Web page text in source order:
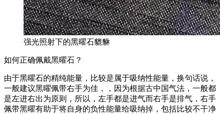
强光照射下的黑曜石貔貅
如何正确佩戴黑曜石？
由于黑曜石的精纯能量，比较是属于吸纳性能量，换句话说，
一般建议黑曜佩带右手为佳，，因为根据古中国气法，一般都
是左进右出为原则，所以，左手都是进气而右手是排气，右手
佩带黑曜有助于将自身的负性能量给吸纳掉，包括比较不干净